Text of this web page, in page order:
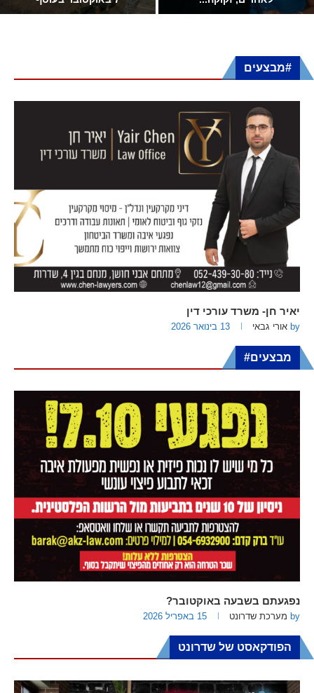
#מבצעים
יאיר חן- משרד עורכי דין
by אורי גבאי 13 בינואר 2026
מבצעים#
נפגעתם בשבעה באוקטובר?
by מערכת שדרונט 15 באפריל 2026
הפודקאסט של שדרונט